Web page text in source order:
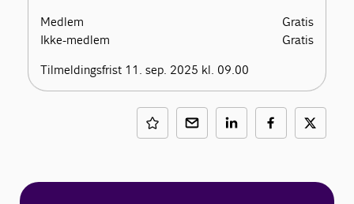
Medlem
Gratis
Ikke-medlem
Gratis
Tilmeldingsfrist 11. sep. 2025 kl. 09.00